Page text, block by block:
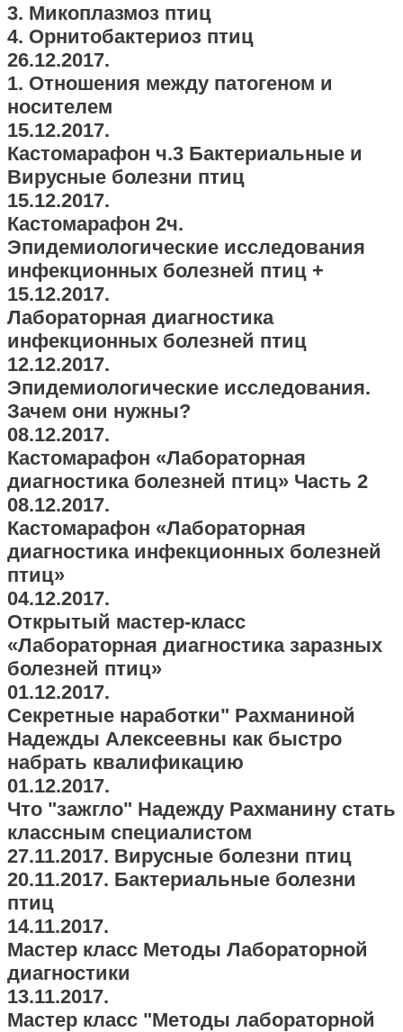
3. Микоплазмоз птиц
4. Орнитобактериоз птиц
26.12.2017.
1. Отношения между патогеном и
носителем
15.12.2017.
Кастомарафон ч.3 Бактериальные и
Вирусные болезни птиц
15.12.2017.
Кастомарафон 2ч.
Эпидемиологические исследования
инфекционных болезней птиц +
15.12.2017.
Лабораторная диагностика
инфекционных болезней птиц
12.12.2017.
Эпидемиологические исследования.
Зачем они нужны?
08.12.2017.
Кастомарафон «Лабораторная
диагностика болезней птиц» Часть 2
08.12.2017.
Кастомарафон «Лабораторная
диагностика инфекционных болезней
птиц»
04.12.2017.
Открытый мастер-класс
«Лабораторная диагностика заразных
болезней птиц»
01.12.2017.
Секретные наработки" Рахманиной
Надежды Алексеевны как быстро
набрать квалификацию
01.12.2017.
Что "зажгло" Надежду Рахманину стать
классным специалистом
27.11.2017. Вирусные болезни птиц
20.11.2017. Бактериальные болезни
птиц
14.11.2017.
Мастер класс Методы Лабораторной
диагностики
13.11.2017.
Мастер класс "Методы лабораторной